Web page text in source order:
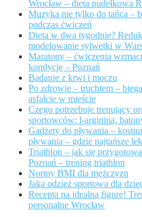
Wrocław – dieta pudełkowa
Muzyka nie tylko do tańca –
podczas ćwiczeń
Dieta w dwa tygodnie?
modelowanie sylwetki w
Maratony – ćwiczenia
kondycję – Poznań
Badanie z krwi i moczu
Po zdrowie – truchtem –
asfalcie w mieście
Czego potrzebuje trenujący
sportowców: l-arginina,
Gadżety do pływania –
pływania – gdzie najtańsze
Triathlon – jak się
Poznań – trening triathlon
Normy BMI dla mężczyzn
Jaka odzież sportowa dla
Recepta na idealną figurę!
personalne Wrocław